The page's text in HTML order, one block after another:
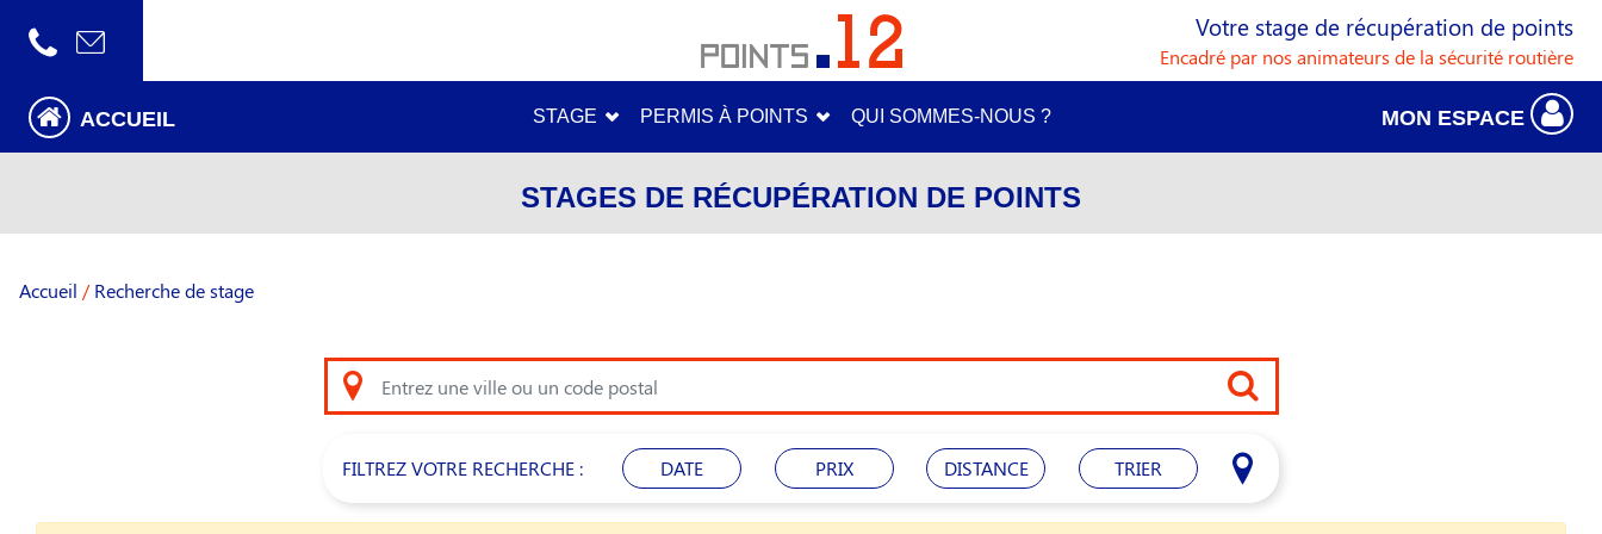
Votre stage de récupération de points
Encadré par nos animateurs de la sécurité routière
ACCUEIL STAGE PERMIS À POINTS QUI SOMMES-NOUS ? MON ESPACE
STAGES DE RÉCUPÉRATION DE POINTS
Accueil / Recherche de stage
FILTREZ VOTRE RECHERCHE : DATE PRIX DISTANCE TRIER